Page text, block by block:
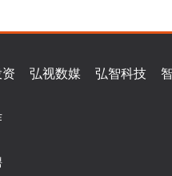
弘视数媒 弘智科技